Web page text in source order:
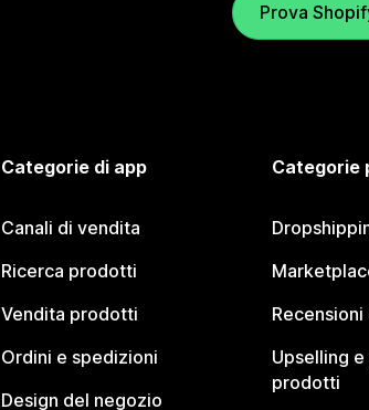
Prova
Categorie di app
Canali di vendita
Ricerca prodotti
Vendita prodotti
Ordini e spedizioni
Design del negozio
Categorie
Upselling
prodotti